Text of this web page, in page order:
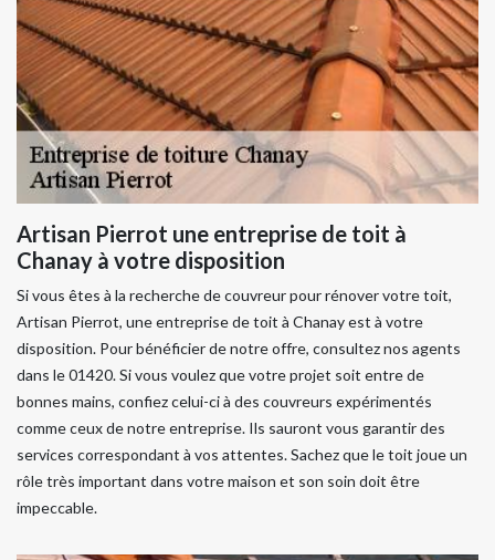
Artisan Pierrot une entreprise de toit à
Chanay à votre disposition
Si vous êtes à la recherche de couvreur pour rénover votre toit,
Artisan Pierrot, une entreprise de toit à Chanay est à votre
disposition. Pour bénéficier de notre offre, consultez nos agents
dans le 01420. Si vous voulez que votre projet soit entre de
bonnes mains, confiez celui-ci à des couvreurs expérimentés
comme ceux de notre entreprise. Ils sauront vous garantir des
services correspondant à vos attentes. Sachez que le toit joue un
rôle très important dans votre maison et son soin doit être
impeccable.